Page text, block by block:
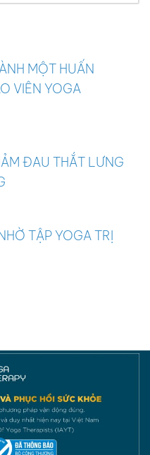
MỘT HUẤN
VIÊN YOGA
ĐAU THẮT LƯNG
TẬP YOGA TRỊ